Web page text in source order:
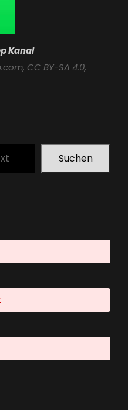
Kanal
, CC BY-SA 4.0,
Suchen